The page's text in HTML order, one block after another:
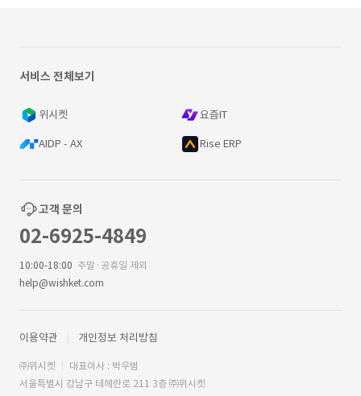
서비스 전체보기
위시켓 요즘IT
AIDP - AX Rise ERP
고객 문의
02-6925-4849
10:00-18:00 주말·공휴일 제외
help@wishket.com
이용약관 개인정보 처리방침
㈜위시켓
대표이사 : 박우범
서울특별시 강남구 테헤란로 211 3층 ㈜위시켓